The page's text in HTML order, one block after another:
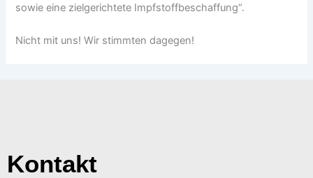
sowie eine zielgerichtete Impfstoffbeschaffung“.
Nicht mit uns! Wir stimmten dagegen!
Kontakt